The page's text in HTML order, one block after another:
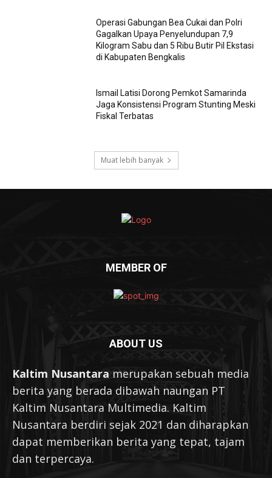
Operasi Gabungan Bea Cukai dan Polri
Gagalkan Upaya Penyelundupan 7,9
Kilogram Sabu dan 5 Ribu Butir Pil Ekstasi
di Kabupaten Bengkalis
Ismail Latisi Dorong Pemkot Samarinda
Jaga Konsistensi Program Stunting Meski
Fiskal Terbatas
Muat lebih banyak
MEMBER OF
ABOUT US
Kaltim Nusantara merupakan sebuah media
berita yang berada dibawah naungan PT
Kaltim Nusantara Multimedia. Kaltim
Nusantara berdiri sejak 2021 dan diharapkan
dapat memberikan berita yang tepat, tajam
dan terpercaya.